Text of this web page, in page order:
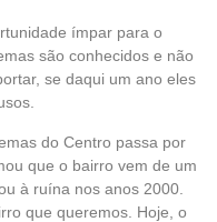
ímpar para o
são conhecidos e não
se daqui um ano eles
do Centro passa por
que o bairro vem de um
à ruína nos anos 2000.
que queremos. Hoje, o